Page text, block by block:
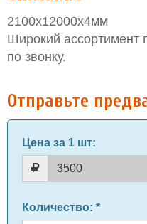
2100х12000х4мм
Широкий ассортимент
по звонку.
Отправьте
Цена за 1 шт:
Количество: *